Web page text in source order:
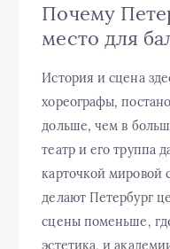
Почему
место для
История и сцена
хореографы,
дольше, чем в
театр и его труппа
карточкой мировой
делают Петербург
сцены поменьше,
эстетика, и